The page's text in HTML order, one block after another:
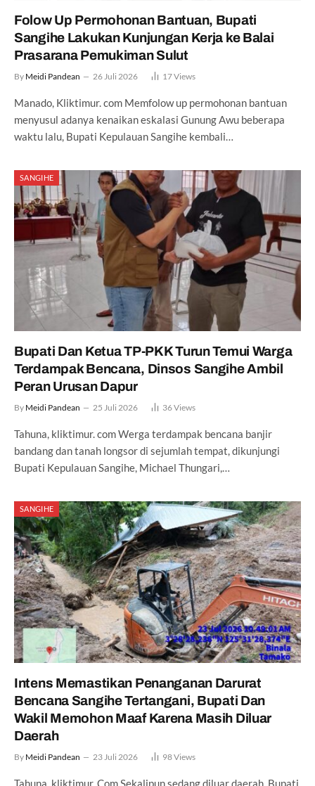
Folow Up Permohonan Bantuan, Bupati
Sangihe Lakukan Kunjungan Kerja ke Balai
Prasarana Pemukiman Sulut
By Meidi Pandean 26 Juli 2026 17Views
Manado, Kliktimur. com Memfolow up permohonan bantuan
menyusul adanya kenaikan eskalasi Gunung Awu beberapa
waktu lalu, Bupati Kepulauan Sangihe kembali…
SANGIHE
Bupati Dan Ketua TP-PKK Turun Temui Warga
Terdampak Bencana, Dinsos Sangihe Ambil
Peran Urusan Dapur
By Meidi Pandean 25 Juli 2026 36Views
Tahuna, kliktimur. com Werga terdampak bencana banjir
bandang dan tanah longsor di sejumlah tempat, dikunjungi
Bupati Kepulauan Sangihe, Michael Thungari,…
SANGIHE
Intens Memastikan Penanganan Darurat
Bencana Sangihe Tertangani, Bupati Dan
Wakil Memohon Maaf Karena Masih Diluar
Daerah
By Meidi Pandean 23 Juli 2026 98Views
Tahuna, kliktimur. Com Sekalipun sedang diluar daerah, Bupati